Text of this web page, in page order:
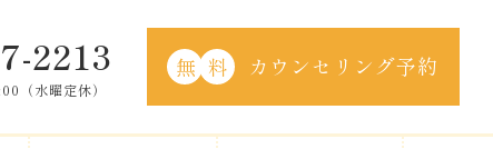
2213
（水曜定休）
カウンセリング予約
無 料